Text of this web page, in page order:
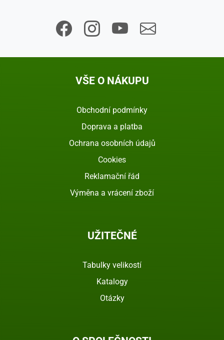
VŠE O NÁKUPU
Obchodní podmínky
Doprava a platba
Ochrana osobních údajů
Cookies
Reklamační řád
Výměna a vrácení zboží
UŽITEČNÉ
Tabulky velikostí
Katalogy
Otázky